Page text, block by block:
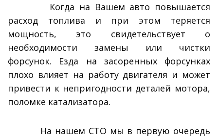
Когда на Вашем авто повышается
расход топлива и при этом теряется
мощность, это свидетельствует о
необходимости замены или чистки
форсунок. Езда на засоренных форсунках
плохо влияет на работу двигателя и может
привести к непригодности деталей мотора,
поломке катализатора.
На нашем СТО мы в первую очередь